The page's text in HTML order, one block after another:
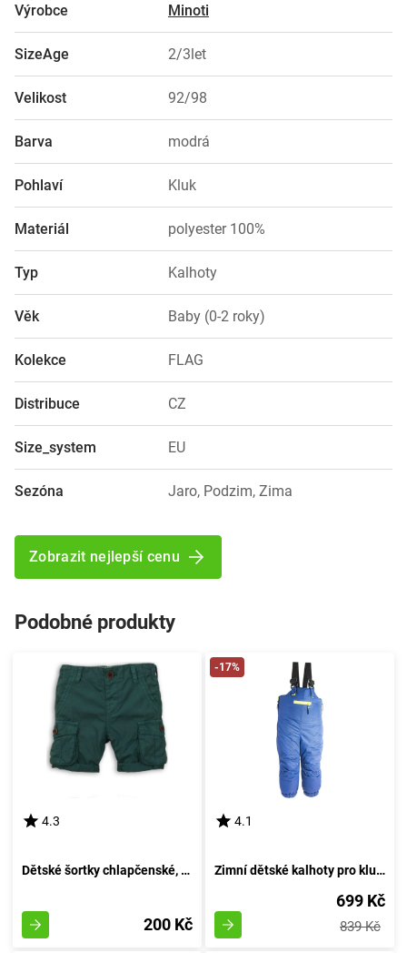
Výrobce Minoti
SizeAge 2/3let
Velikost 92/98
Barva modrá
Pohlaví Kluk
Materiál polyester 100%
Typ Kalhoty
Věk Baby (0-2 roky)
Kolekce FLAG
Distribuce CZ
Size_system EU
Sezóna Jaro, Podzim, Zima
Zobrazit nejlepší cenu
Podobné produkty
4.3
Dětské šortky chlapčenské, Minoti, DESERT 2, zelené - velikost 92/98 | pro věk 2-3 let
200 Kč
-17%
4.1
Zimní dětské kalhoty pro kluky, Pidilidi, PD1083-04, azurová - velikost 98 | 3 roky
699 Kč
839 Kč